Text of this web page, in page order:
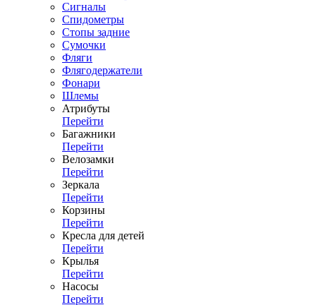
Сигналы
Спидометры
Стопы задние
Сумочки
Фляги
Флягодержатели
Фонари
Шлемы
Атрибуты
Перейти
Багажники
Перейти
Велозамки
Перейти
Зеркала
Перейти
Корзины
Перейти
Кресла для детей
Перейти
Крылья
Перейти
Насосы
Перейти